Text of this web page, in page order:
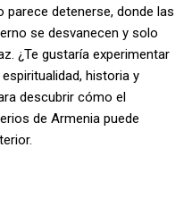
parece detenerse, donde las
se desvanecen y solo
¿Te gustaría experimentar
historia y
descubrir cómo el
de Armenia puede